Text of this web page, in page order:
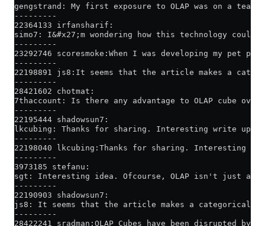
gengstrand: My first exposure to OLAP was on a
---------
22364133 irfansharif:
simo7: I&#x27;m wondering how this technology could
---------
23292746 scoresmoke:When I was developing my pet
---------
22198891 js8:It seems that the article makes a
---------
28421602 chotmat:
7thaccount: Is there any advantage to OLAP cube
---------
22195444 shadowsun7:
lkcubing: Thanks for sharing. Interesting write
---------
22198040 lkcubing:Thanks for sharing. Interesting
---------
3973185 stefanu:
sgt: Interesting idea. Ofcourse, OLAP isn't just
---------
22190903 shadowsun7:
js8: It seems that the article makes a categorical
---------
28422241 sradman:OLAP Cubes have been disrupted